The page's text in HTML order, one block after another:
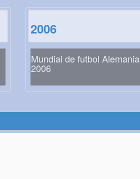
2006
Mundial de futbol Alemania
2006